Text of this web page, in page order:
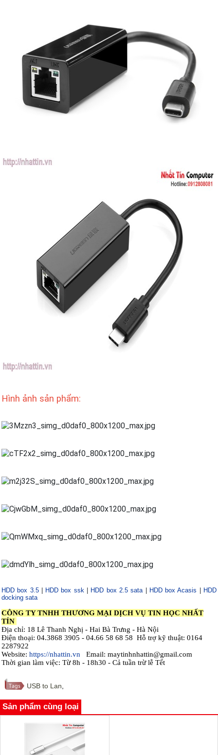
Hình ảnh sản phẩm:
HDD box 3.5| HDD box ssk| HDD box 2.5 sata| HDD box Acasis
HDD
docking sata
CÔNG TY TNHH THƯƠNG MẠI DỊCH VỤ TIN HỌC NHẤT
TÍN
Địa chỉ: 18 Lê Thanh Nghị - Hai Bà Trưng - Hà Nội
Điện thoại: 04.3868 3905 - 04.66 58 68 58 Hỗ trợ kỹ thuật: 0164
2287922
Website: https://nhattin.vn Email: maytinhnhattin@gmail.com
Thời gian làm việc: Từ 8h - 18h30 - Cả tuần trừ lễ Tết
USB to Lan
Sản phẩm cùng loại